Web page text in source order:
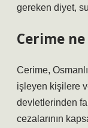
gereken diyet,
Cerime
Cerime,
işleyen kişilere
devletlerinden
cezalarının